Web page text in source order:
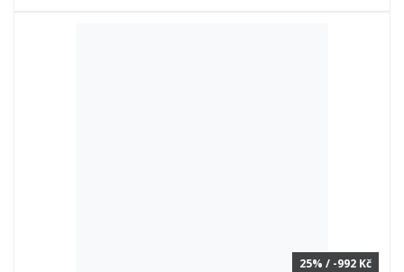
25% / -992 Kč